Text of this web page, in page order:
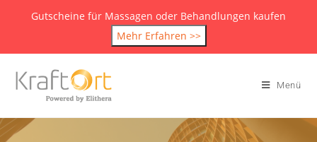
Gutscheine für Massagen oder Behandlungen kaufen
Mehr Erfahren >>
Menü